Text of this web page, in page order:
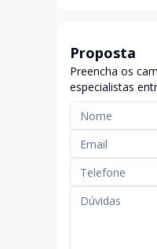
Proposta
Preencha os
especialistas